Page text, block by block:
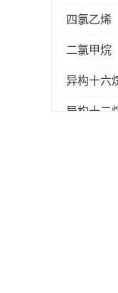
四氯乙烯
二氯甲烷
异构十六
异构十二